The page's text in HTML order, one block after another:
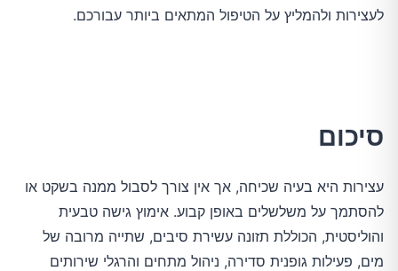
לעצירות ולהמליץ על הטיפול המתאים ביותר עבורכם.
סיכום
עצירות היא בעיה שכיחה, אך אין צורך לסבול ממנה בשקט או
להסתמך על משלשלים באופן קבוע. אימוץ גישה טבעית
והוליסטית, הכוללת תזונה עשירת סיבים, שתייה מרובה של
מים, פעילות גופנית סדירה, ניהול מתחים והרגלי שירותים